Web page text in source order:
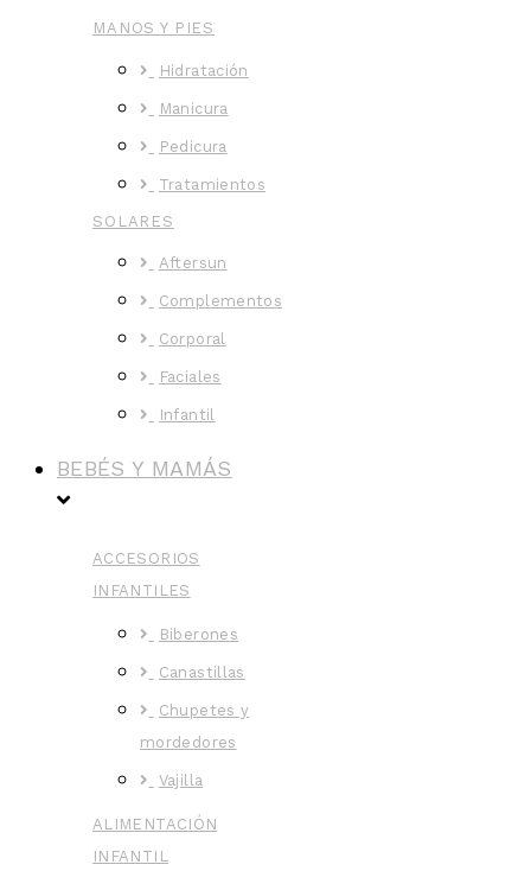
MANOS Y PIES
Hidratación
Manicura
Pedicura
Tratamientos
SOLARES
Aftersun
Complementos
Corporal
Faciales
Infantil
BEBÉS Y MAMÁS
ACCESORIOS
INFANTILES
Biberones
Canastillas
Chupetes y
mordedores
Vajilla
ALIMENTACIÓN
INFANTIL